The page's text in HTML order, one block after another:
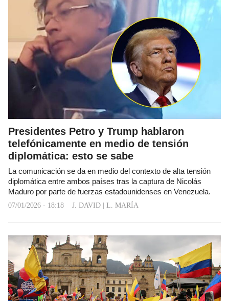
Presidentes Petro y Trump hablaron
telefónicamente en medio de tensión
diplomática: esto se sabe
La comunicación se da en medio del contexto de alta tensión
diplomática entre ambos países tras la captura de Nicolás
Maduro por parte de fuerzas estadounidenses en Venezuela.
07/01/2026 - 18:18 J. DAVID L. MARÍA